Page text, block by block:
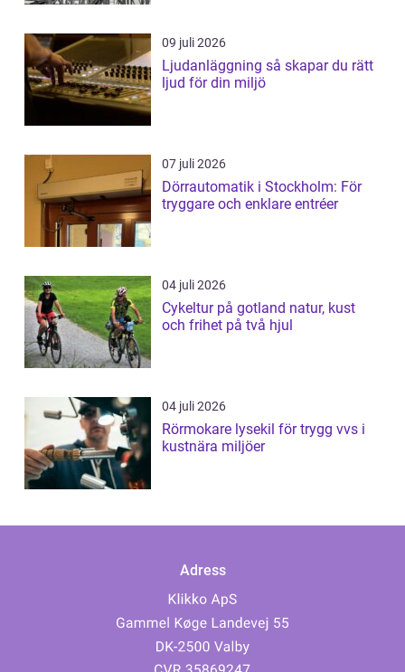
09 juli 2026
Ljudanläggning så skapar du rätt
ljud för din miljö
07 juli 2026
Dörrautomatik i Stockholm: För
tryggare och enklare entréer
04 juli 2026
Cykeltur på gotland natur, kust
och frihet på två hjul
04 juli 2026
Rörmokare lysekil för trygg vvs i
kustnära miljöer
Adress